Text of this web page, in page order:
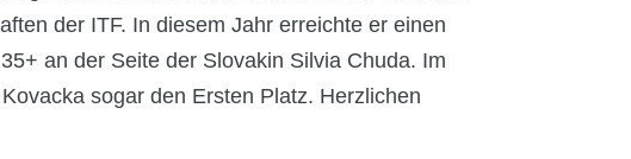
der ITF. In diesem Jahr erreichte er einen
an der Seite der Slovakin Silvia Chuda. Im
sogar den Ersten Platz. Herzlichen